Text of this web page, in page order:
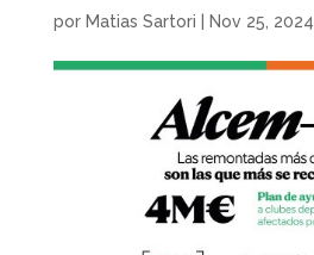
por Matias Sartori Nov 25, 2024